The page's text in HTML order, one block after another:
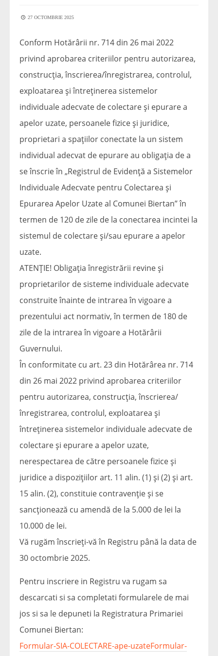
27 OCTOMBRIE 2025
Conform Hotărârii nr. 714 din 26 mai 2022
privind aprobarea criteriilor pentru autorizarea,
construcția, înscrierea/înregistrarea, controlul,
exploatarea și întreținerea sistemelor
individuale adecvate de colectare și epurare a
apelor uzate, persoanele fizice și juridice,
proprietari a spațiilor conectate la un sistem
individual adecvat de epurare au obligația de a
se înscrie în „Registrul de Evidență a Sistemelor
Individuale Adecvate pentru Colectarea și
Epurarea Apelor Uzate al Comunei Biertan” în
termen de 120 de zile de la conectarea incintei la
sistemul de colectare și/sau epurare a apelor
uzate.
ATENȚIE! Obligația înregistrării revine și
proprietarilor de sisteme individuale adecvate
construite înainte de intrarea în vigoare a
prezentului act normativ, în termen de 180 de
zile de la intrarea în vigoare a Hotărârii
Guvernului.
În conformitate cu art. 23 din Hotărârea nr. 714
din 26 mai 2022 privind aprobarea criteriilor
pentru autorizarea, construcția, înscrierea/
înregistrarea, controlul, exploatarea și
întreținerea sistemelor individuale adecvate de
colectare și epurare a apelor uzate,
nerespectarea de către persoanele fizice și
juridice a dispozițiilor art. 11 alin. (1) și (2) și art.
15 alin. (2), constituie contravenție și se
sancționează cu amendă de la 5.000 de lei la
10.000 de lei.
Vă rugăm înscrieți-vă în Registru până la data de
30 octombrie 2025.
Pentru inscriere in Registru va rugam sa
descarcati si sa completati formularele de mai
jos si sa le depuneti la Registratura Primariei
Comunei Biertan:
Formular-SIA-COLECTARE-ape-uzateFormular-